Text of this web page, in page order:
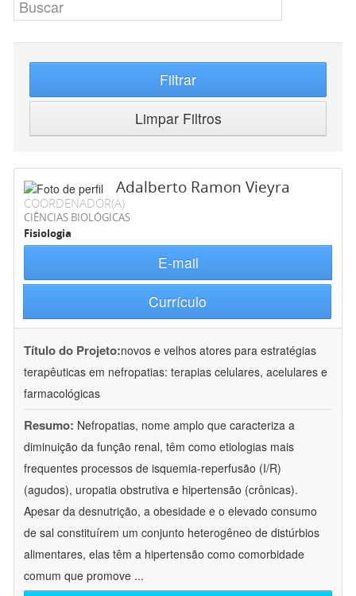
Filtrar
Limpar Filtros
Adalberto Ramon Vieyra
COORDENADOR(A)
CIÊNCIAS BIOLÓGICAS
Fisiologia
E-mail
Currículo
Título do Projeto:novos e velhos atores para estratégias
terapêuticas em nefropatias: terapias celulares, acelulares e
farmacológicas
Resumo: Nefropatias, nome amplo que caracteriza a
diminuição da função renal, têm como etiologias mais
frequentes processos de isquemia-reperfusão (I/R)
(agudos), uropatia obstrutiva e hipertensão (crônicas).
Apesar da desnutrição, a obesidade e o elevado consumo
de sal constituírem um conjunto heterogêneo de distúrbios
alimentares, elas têm a hipertensão como comorbidade
comum que promove ...